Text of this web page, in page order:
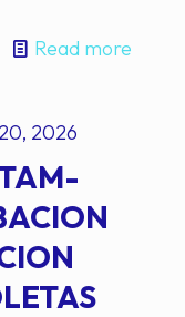
Read more
2026